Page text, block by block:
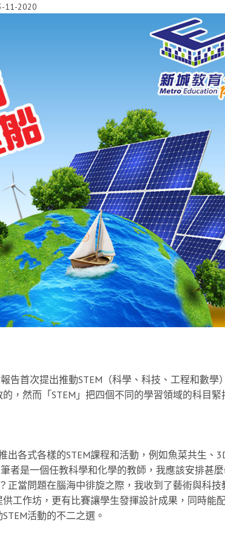
11-2020
告首次提出推動STEM（科學、科技、工程和數學
，然而「STEM」把四個不同的學習領域的科目緊
各式各樣的STEM課程和活動，例如魚菜共生、
者是一個任教科學和化學的教師，我應該安排甚
正當問題在腦海中徘旋之際，我收到了藝術與科技
工作坊，更有比賽讓學生發揮設計成果，同時能
活動的不二之選。